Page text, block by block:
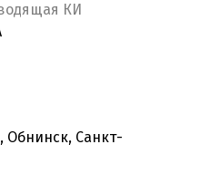
КИ
Обнинск, Санкт-